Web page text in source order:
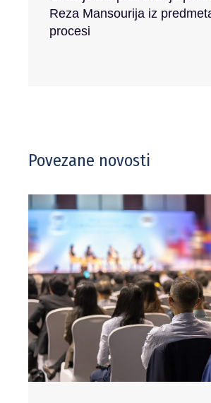
Reza Mansourija iz
procesi
Povezane novosti